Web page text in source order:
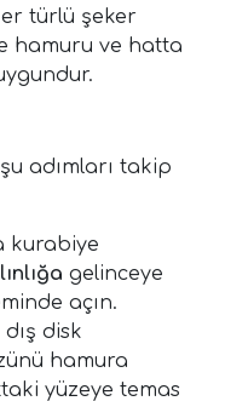
türlü şeker
hamuru ve hatta
adımları takip
kurabiye
gelinceye
açın.
disk
hamura
yüzeye temas